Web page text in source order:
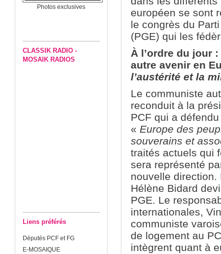
Photos exclusives
CLASSIK RADIO -
MOSAIK RADIOS
Liens préférés
Députés PCF et FG
E-MOSAIQUE
européen se sont
le congrès du
(PGE) qui les
À l’ordre du jour
autre avenir en
l’austérité et la
Le communiste
reconduit à la
PCF qui a
« Europe des
souverains et
traités actuels qui
sera représenté
nouvelle
Hélène Bidard
PGE. Le
internationales,
communiste
de logement au
intègrent quant à